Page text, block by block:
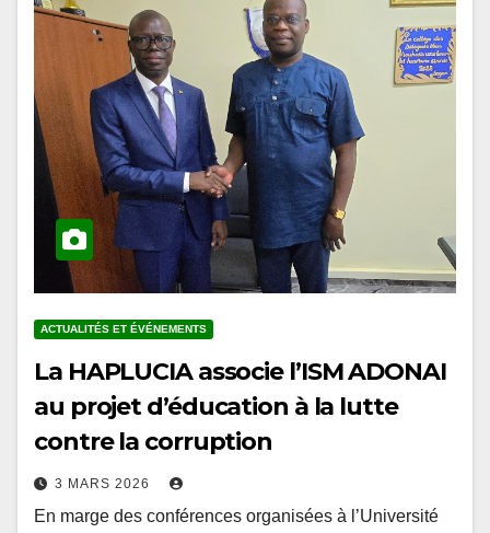
La HAPLUCIA associe l’ISM ADONAI
au projet d’éducation à la lutte
contre la corruption
En marge des conférences organisées à l’Université
de Kara, le Président de la Haute Autorité de